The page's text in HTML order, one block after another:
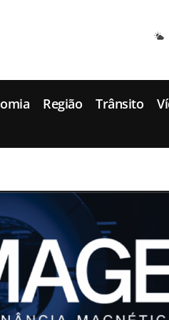
Região Trânsito